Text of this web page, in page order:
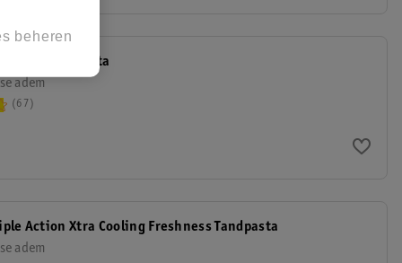
Gel Tandpasta
adem
67
Action Xtra Cooling Freshness Tandpasta
adem
beheren